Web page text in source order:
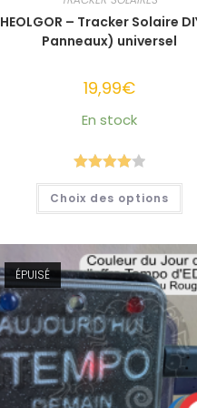
HEOLGOR – Tracker Solaire
Panneaux) universel
19,99€
En stock
Note4.05
sur 5
Choix des options
Ce
a
sur
la
ÉPUISÉ